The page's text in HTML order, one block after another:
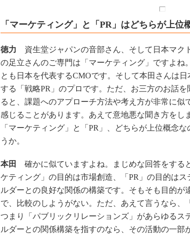
「マーケティング」と「PR」はどちらが上位
徳力 資生堂ジャパンの音部さん、そして日本マク
の足立さんのご専門は「マーケティング」ですよね
とも日本を代表するCMOです。そして本田さんは日
する「戦略PR」のプロです。ただ、お三方のお話を
ると、課題へのアプローチ方法や考え方が非常に似
感じることがあります。あえて意地悪な聞き方をし
「マーケティング」と「PR」、どちらが上位概念な
うか。
本田
確かに似ていますよね。まじめな回答をする
ケティング」の目的は市場創造、「PR」の目的はス
ルダーとの良好な関係の構築です。そもそも目的が
で、比較のしようがない。ただ、あえて言うなら、
つまり「パブリックリレーションズ」があらゆるス
ルダーとの関係構築を指すのなら、その活動の一部